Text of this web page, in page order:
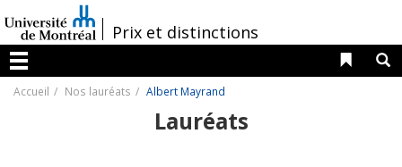
au
contenu
/Prix et distinctions
Menu
Liens
Accueil Nos lauréats Albert Mayrand
Lauréats